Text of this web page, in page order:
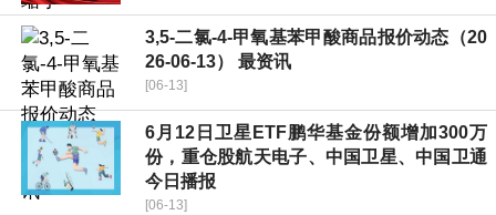
3,5-二氯-4-甲氧基苯甲酸商品报价动态（20
26-06-13） 最资讯
[06-13]
6月12日卫星ETF鹏华基金份额增加300万
份，重仓股航天电子、中国卫星、中国卫通
今日播报
[06-13]